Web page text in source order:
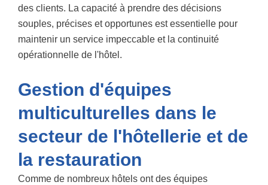
des clients. La capacité à prendre des décisions
souples, précises et opportunes est essentielle pour
maintenir un service impeccable et la continuité
opérationnelle de l'hôtel.
Gestion d'équipes
multiculturelles dans le
secteur de l'hôtellerie et de
la restauration
Comme de nombreux hôtels ont des équipes